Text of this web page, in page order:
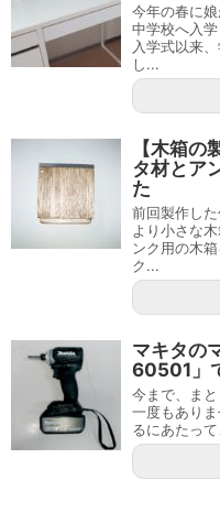
今年の春に
中学校へ入
入学式以来
し...
【木箱の
タ材とア
た
前回製作し
より小さな
ンク用の木
ク...
マキタの
60501」
今まで、ま
一度もあり
るにあたっ